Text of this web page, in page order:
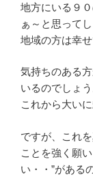
地方にいる９
ぁ～と思って
地域の方は幸せ
気持ちのある
いるのでしょう
これから大い
ですが、これ
ことを強く願
い・・”がある